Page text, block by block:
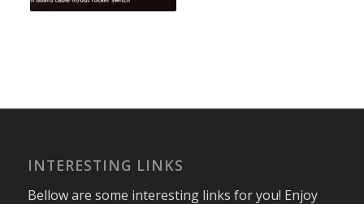
INTERESTING LINKS
Bellow are some interesting links for you! Enjoy